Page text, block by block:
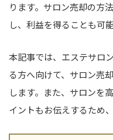
ります。サロン売却の方
し、利益を得ることも可能
本記事では、エステサロ
る方へ向けて、サロン売
します。また、サロンを
イントもお伝えするため